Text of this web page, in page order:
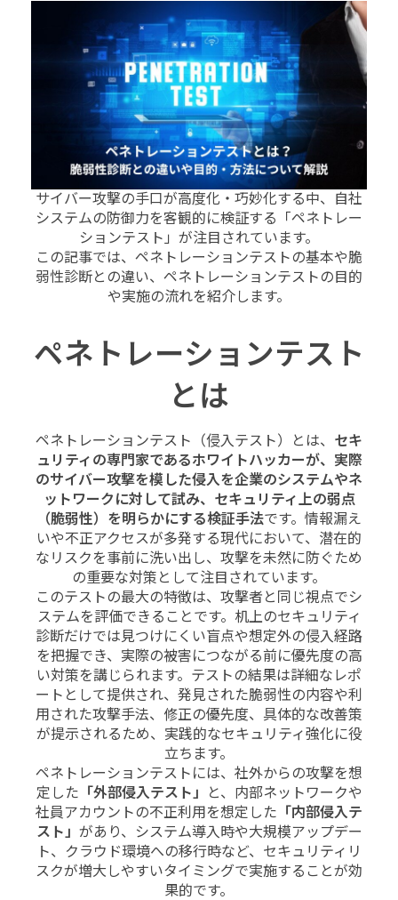
サイバー攻撃の手口が高度化・巧妙化する中、自社
システムの防御力を客観的に検証する「ペネトレー
ションテスト」が注目されています。
この記事では、ペネトレーションテストの基本や脆
弱性診断との違い、ペネトレーションテストの目的
や実施の流れを紹介します。
ペネトレーションテスト
とは
ペネトレーションテスト（侵入テスト）とは、 セキ
ュリティの専門家であるホワイトハッカーが、実際
のサイバー攻撃を模した侵入を企業のシステムやネ
ットワークに対して試み、セキュリティ上の弱点
（脆弱性）を明らかにする検証手法です。情報漏え
いや不正アクセスが多発する現代において、潜在的
なリスクを事前に洗い出し、攻撃を未然に防ぐため
の重要な対策として注目されています。
このテストの最大の特徴は、攻撃者と同じ視点でシ
ステムを評価できることです。机上のセキュリティ
診断だけでは見つけにくい盲点や想定外の侵入経路
を把握でき、実際の被害につながる前に優先度の高
い対策を講じられます。テストの結果は詳細なレポ
ートとして提供され、発見された脆弱性の内容や利
用された攻撃手法、修正の優先度、具体的な改善策
が提示されるため、実践的なセキュリティ強化に役
立ちます。
ペネトレーションテストには、社外からの攻撃を想
定した 「外部侵入テスト」
と、内部ネットワークや
社員アカウントの不正利用を想定した 「内部侵入テ
スト」 があり、システム導入時や大規模アップデー
ト、クラウド環境への移行時など、セキュリティリ
スクが増大しやすいタイミングで実施することが効
果的です。